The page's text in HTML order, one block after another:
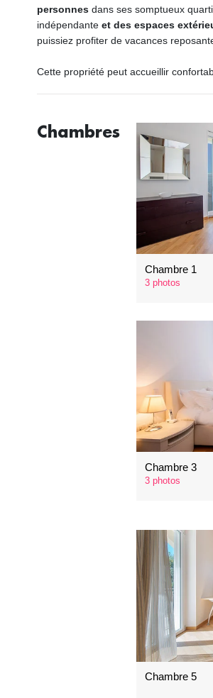
personnes dans ses somptueux
indépendante et des espaces
puissiez profiter de vacances
Cette propriété peut accueillir
Chambres
Chambre 1
3 photos
Chambre 3
3 photos
Chambre 5